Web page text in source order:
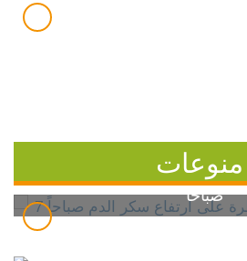
منوعاتعلى ارتفاع سكر الدم
صباحاً